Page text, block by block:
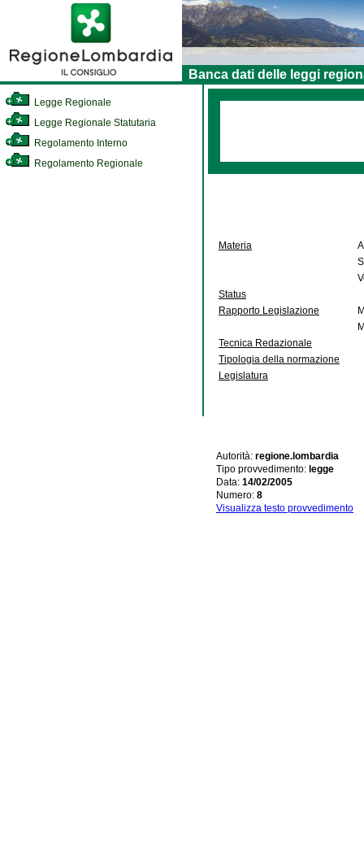
Banca dati delle leggi
Legge Regionale
Legge Regionale Statutaria
Regolamento Interno
Regolamento Regionale
Materia
Status
Rapporto Legislazione
Tecnica Redazionale
Tipologia della normazione
Legislatura
Autorità: regione.lombardia
Tipo provvedimento: legge
Data: 14/02/2005
Numero: 8
Visualizza testo provvedimento